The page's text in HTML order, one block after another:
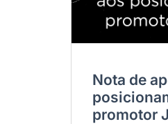
Nota de
promotor